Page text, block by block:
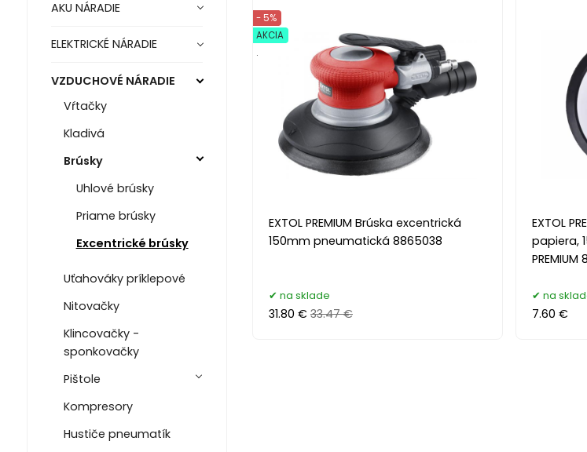
AKU NÁRADIE
ELEKTRICKÉ NÁRADIE
VZDUCHOVÉ NÁRADIE
Vŕtačky
Kladivá
Brúsky
Uhlové brúsky
Priame brúsky
Excentrické brúsky
Uťahováky príklepové
Nitovačky
Klincovačky -
sponkovačky
Pištole
Kompresory
Hustiče pneumatík
EXTOL PREMIUM Brúska excentrická
150mm pneumatická 8865038
- 5%
AKCIA
.
na sklade
31.80 € 33.47 €
EXTOL
papiera,
na
7.60 €